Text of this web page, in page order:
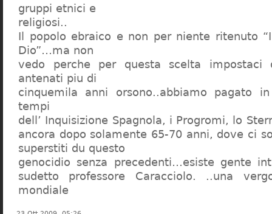
gruppi etnici e
religiosi..
Il popolo ebraico e non per niente ritenuto
Dio”…ma non
vedo perche per questa scelta
antenati piu di
cinquemila anni orsono..abbiamo pagato
tempi
dell’ Inquisizione Spagnola, i Progromi, lo
ancora dopo solamente 65-70 anni, dove ci
superstiti du questo
genocidio senza precedenti…esiste gente
sudetto professore Caracciolo. ..una
mondiale